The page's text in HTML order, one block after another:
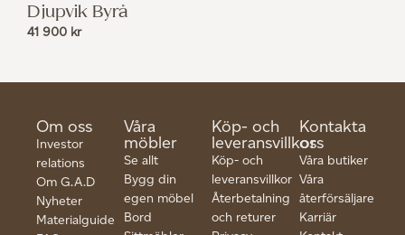
Djupvik Byrå
41 900 kr
Om oss
Investor
relations
Om G.A.D
Nyheter
Materialguide
Våra
möbler
Se allt
Bygg din
egen möbel
Bord
Köp- och
leveransvillkor
Köp- och
leveransvillkor
Återbetalning
och returer
Kontakta
oss
Våra butiker
Våra
återförsäljare
Karriär